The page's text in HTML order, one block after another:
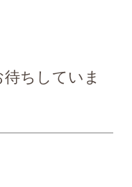
ちしていま